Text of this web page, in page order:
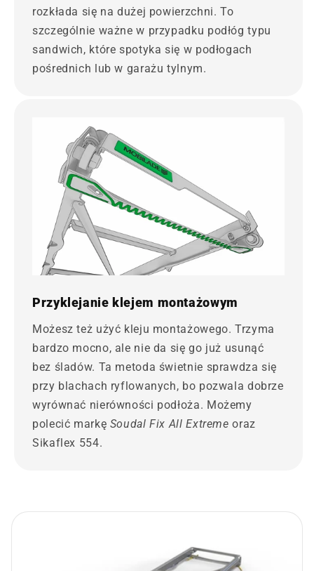
rozkłada się na dużej powierzchni. To
szczególnie ważne w przypadku podłóg typu
sandwich, które spotyka się w podłogach
pośrednich lub w garażu tylnym.
Przyklejanie klejem montażowym
Możesz też użyć kleju montażowego. Trzyma
bardzo mocno, ale nie da się go już usunąć
bez śladów. Ta metoda świetnie sprawdza się
przy blachach ryflowanych, bo pozwala dobrze
wyrównać nierówności podłoża. Możemy
polecić markę Soudal Fix All Extreme oraz
Sikaflex 554.